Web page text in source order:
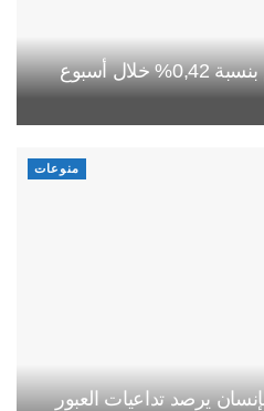
أسبوع
منوعات
يرصد تداعيات العبور